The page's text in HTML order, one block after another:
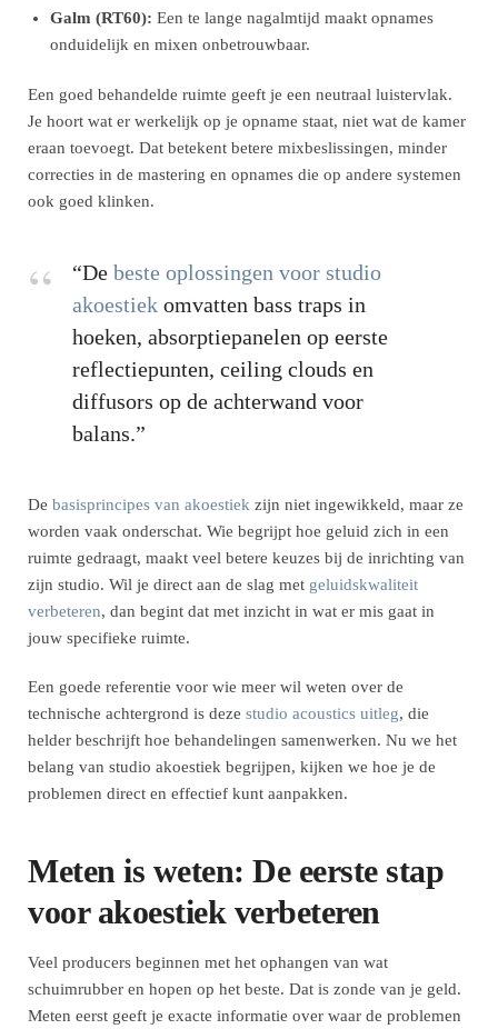
Galm (RT60): Een te lange nagalmtijd maakt opnames
onduidelijk en mixen onbetrouwbaar.
Een goed behandelde ruimte geeft je een neutraal luistervlak.
Je hoort wat er werkelijk op je opname staat, niet wat de kamer
eraan toevoegt. Dat betekent betere mixbeslissingen, minder
correcties in de mastering en opnames die op andere systemen
ook goed klinken.
“De beste oplossingen voor studio
akoestiek omvatten bass traps in
hoeken, absorptiepanelen op eerste
reflectiepunten, ceiling clouds en
diffusors op de achterwand voor
balans.”
De basisprincipes van akoestiek zijn niet ingewikkeld, maar ze
worden vaak onderschat. Wie begrijpt hoe geluid zich in een
ruimte gedraagt, maakt veel betere keuzes bij de inrichting van
zijn studio. Wil je direct aan de slag met geluidskwaliteit
verbeteren, dan begint dat met inzicht in wat er mis gaat in
jouw specifieke ruimte.
Een goede referentie voor wie meer wil weten over de
technische achtergrond is deze studio acoustics uitleg, die
helder beschrijft hoe behandelingen samenwerken. Nu we het
belang van studio akoestiek begrijpen, kijken we hoe je de
problemen direct en effectief kunt aanpakken.
Meten is weten: De eerste stap
voor akoestiek verbeteren
Veel producers beginnen met het ophangen van wat
schuimrubber en hopen op het beste. Dat is zonde van je geld.
Meten eerst geeft je exacte informatie over waar de problemen